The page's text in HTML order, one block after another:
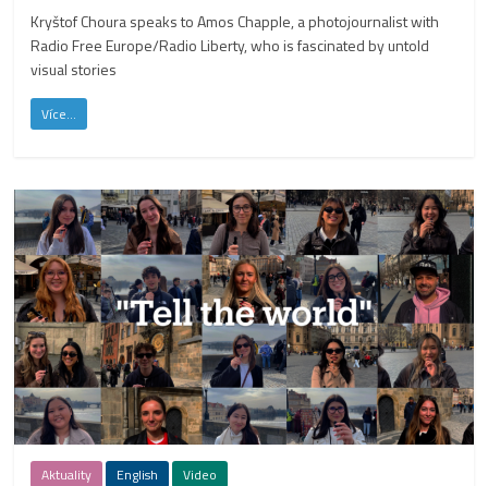
Kryštof Choura speaks to Amos Chapple, a photojournalist with
Radio Free Europe/Radio Liberty, who is fascinated by untold
visual stories
Více...
Aktuality English Video